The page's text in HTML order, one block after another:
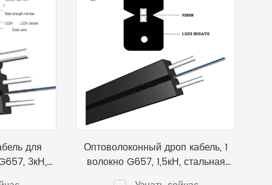
для
3кН,
и 1.8мм
Оптоволоконный дроп кабель, 1
волокно G657, 1,5кН, стальная
проволока OPT-GJXH